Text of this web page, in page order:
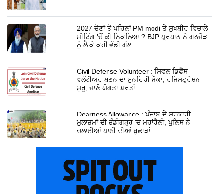
2027 ਚੋਣਾਂ ਤੋਂ ਪਹਿਲਾਂ PM modi ਤੇ ਸੁਖਬੀਰ ਵਿਚਾਲੇ
ਮੀਟਿੰਗ 'ਚੋਂ ਕੀ ਨਿਕਲਿਆ ? BJP ਪ੍ਰਧਾਨ ਨੇ ਗਠਜੋੜ
ਨੂੰ ਲੈ ਕੇ ਕਹੀ ਵੱਡੀ ਗੱਲ
Civil Defense Volunteer : ਸਿਵਲ ਡਿਫੈਂਸ
ਵਲੰਟੀਅਰ ਬਣਨ ਦਾ ਸੁਨਹਿਰੀ ਮੌਕਾ, ਰਜਿਸਟ੍ਰੇਸ਼ਨ
ਸ਼ੁਰੂ, ਜਾਣੋ ਯੋਗਤਾ ਸ਼ਰਤਾਂ
Dearness Allowance : ਪੰਜਾਬ ਦੇ ਸਰਕਾਰੀ
ਮੁਲਾਜ਼ਮਾਂ ਦੀ ਚੰਡੀਗੜ੍ਹ 'ਚ ਮਹਾਂਰੈਲੀ, ਪੁਲਿਸ ਨੇ
ਚਲਾਈਆਂ ਪਾਣੀ ਦੀਆਂ ਬੁਛਾੜਾਂ